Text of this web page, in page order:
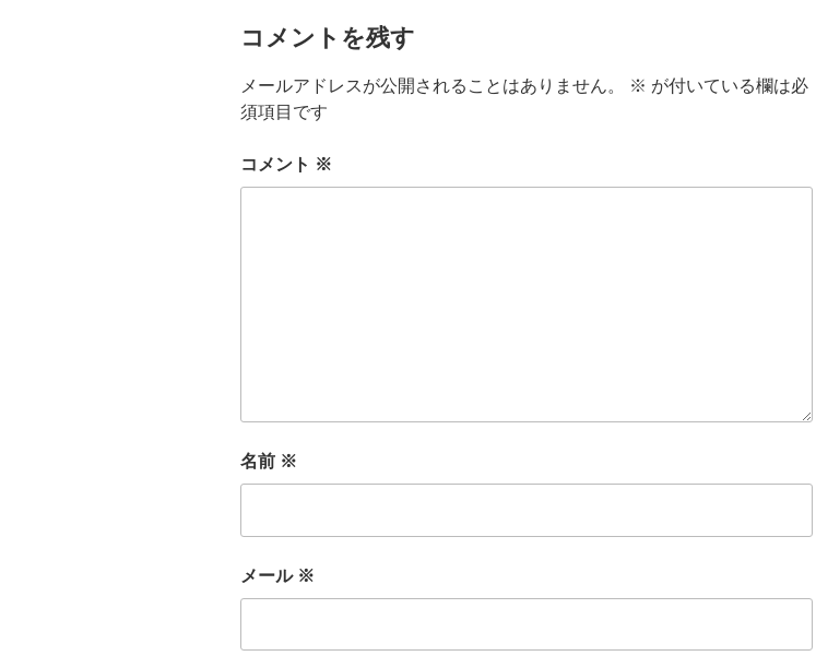
コメントを残す
メールアドレスが公開されることはありません。 ※ が付いている欄は必
須項目です
コメント ※
名前 ※
メール ※